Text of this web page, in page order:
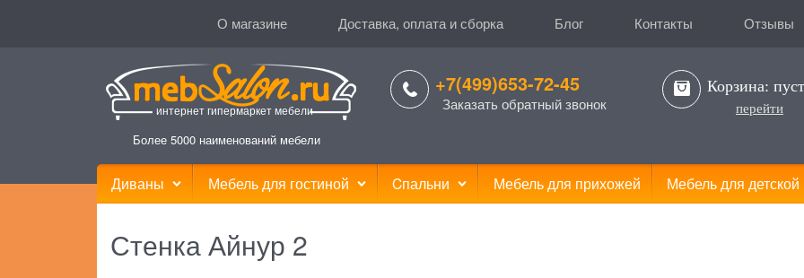
О магазине Доставка, оплата и сборка Блог Контакты Отзывы
интернет гипермаркет мебели
Более 5000 наименований мебели
+7(499)653-72-45
Заказать обратный звонок
Корзина:
перейти
Диваны Мебель для гостиной Cпальни Мебель для прихожей Мебель для детской
Стенка Айнур 2